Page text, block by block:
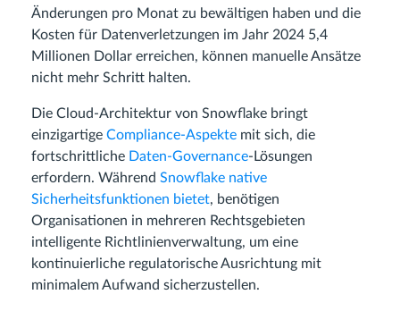
Änderungen pro Monat zu bewältigen haben und die
Kosten für Datenverletzungen im Jahr 2024 5,4
Millionen Dollar erreichen, können manuelle Ansätze
nicht mehr Schritt halten.
Die Cloud-Architektur von Snowflake bringt
einzigartige Compliance-Aspekte mit sich, die
fortschrittliche Daten-Governance-Lösungen
erfordern. Während Snowflake native
Sicherheitsfunktionen bietet, benötigen
Organisationen in mehreren Rechtsgebieten
intelligente Richtlinienverwaltung, um eine
kontinuierliche regulatorische Ausrichtung mit
minimalem Aufwand sicherzustellen.